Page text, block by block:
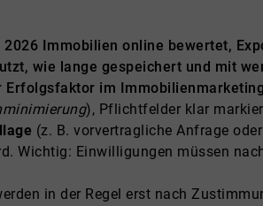
Immobilien online bewertet,
wie lange gespeichert und mit
Erfolgsfaktor im
), Pflichtfelder klar
(z. B. vorvertragliche Anfrage oder
Wichtig: Einwilligungen müssen
in der Regel erst nach